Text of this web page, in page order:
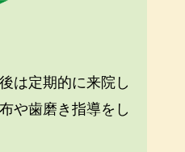
は定期的に来院し
や歯磨き指導をし